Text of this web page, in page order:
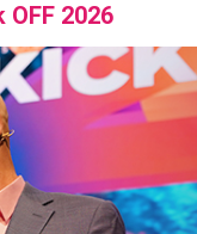
2026